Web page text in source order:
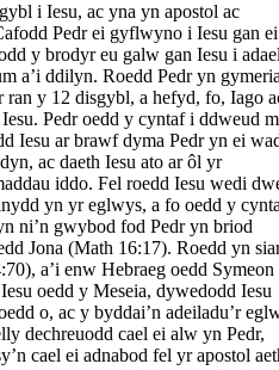
i Iesu, ac yna yn apostol ac
Pedr ei gyflwyno i Iesu gan ei
y brodyr eu galw gan Iesu i
a’i ddilyn. Roedd Pedr yn
y 12 disgybl, a hefyd, fo, Iago
Pedr oedd y cyntaf i ddweud
Iesu ar brawf dyma Pedr yn ei
ac daeth Iesu ato ar ôl yr
iddo. Fel roedd Iesu wedi
yn yr eglwys, a fo oedd y
ni’n gwybod fod Pedr yn briod
Jona (Math 16:17). Roedd yn
a’i enw Hebraeg oedd Symeon
oedd y Meseia, dywedodd Iesu
o, ac y byddai’n adeiladu’r
dechreuodd cael ei alw yn Pedr,
cael ei adnabod fel yr apostol